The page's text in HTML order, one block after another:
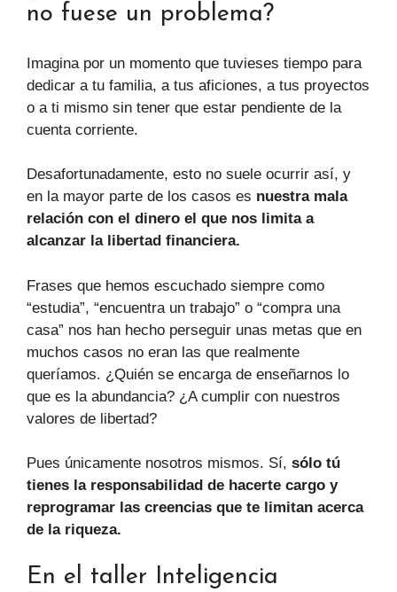
no fuese un problema?
Imagina por un momento que tuvieses tiempo para
dedicar a tu familia, a tus aficiones, a tus proyectos
o a ti mismo sin tener que estar pendiente de la
cuenta corriente.
Desafortunadamente, esto no suele ocurrir así, y
en la mayor parte de los casos es nuestra mala
relación con el dinero el que nos limita a
alcanzar la libertad financiera.
Frases que hemos escuchado siempre como
“estudia”, “encuentra un trabajo” o “compra una
casa” nos han hecho perseguir unas metas que en
muchos casos no eran las que realmente
queríamos. ¿Quién se encarga de enseñarnos lo
que es la abundancia? ¿A cumplir con nuestros
valores de libertad?
Pues únicamente nosotros mismos. Sí, sólo tú
tienes la responsabilidad de hacerte cargo y
reprogramar las creencias que te limitan acerca
de la riqueza.
En el taller Inteligencia